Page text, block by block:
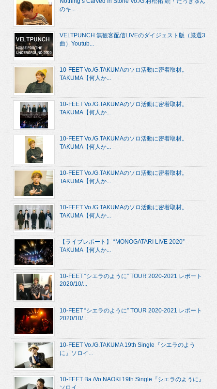
のキ...
VELTPUNCH 無観客配信LIVEのダイジェスト版（厳選3
曲）Youtub...
10-FEET Vo./G.TAKUMAのソロ活動に密着取材。
TAKUMA【何人か...
10-FEET Vo./G.TAKUMAのソロ活動に密着取材。
TAKUMA【何人か...
10-FEET Vo./G.TAKUMAのソロ活動に密着取材。
TAKUMA【何人か...
10-FEET Vo./G.TAKUMAのソロ活動に密着取材。
TAKUMA【何人か...
10-FEET Vo./G.TAKUMAのソロ活動に密着取材。
TAKUMA【何人か...
【ライブレポート】 “MONOGATARI LIVE 2020”
TAKUMA【何人か...
10-FEET “シエラのように” TOUR 2020-2021 レポート
2020/10/...
10-FEET “シエラのように” TOUR 2020-2021 レポート
2020/10/...
10-FEET Vo./G.TAKUMA 19th Single『シエラのよう
に』ソロイ...
10-FEET Ba./Vo.NAOKI 19th Single『シエラのように』
ソロイ...